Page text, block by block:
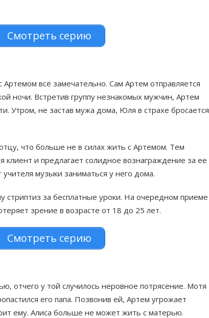
Смотреть серию
всё замечательно. Сам Артем отправляется
ночи. Встретив группу незнакомых мужчин, Артем
Утром, не застав мужа дома, Юля в страхе бросается
что больше не в силах жить с Артемом. Тем
клиент и предлагает солидное вознаграждение за ее
учителя музыки заниматься у него дома.
стриптиз за бесплатные уроки. На очередном приеме
зрение в возрасте от 18 до 25 лет.
Смотреть серию
отчего у той случилось неровное потрясение. Мотя
его папа. Позвонив ей, Артем угрожает
ему. Алиса больше не может жить с матерью.